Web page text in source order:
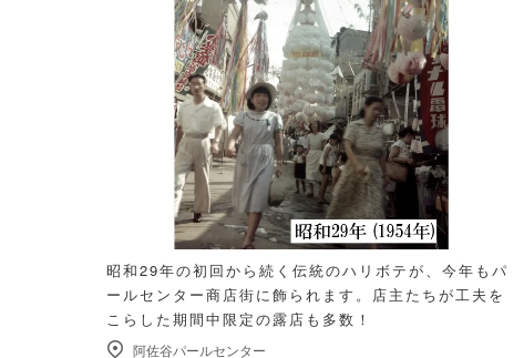
昭和29年の初回から続く伝統のハリボテが、今年もパ
ールセンター商店街に飾られます。店主たちが工夫を
こらした期間中限定の露店も多数！
阿佐谷パールセンター